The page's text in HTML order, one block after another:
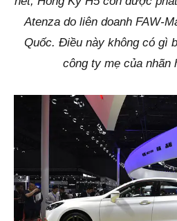
Atenza do liên doanh FAW-
Quốc. Điều này không có gì
công ty mẹ của nhãn